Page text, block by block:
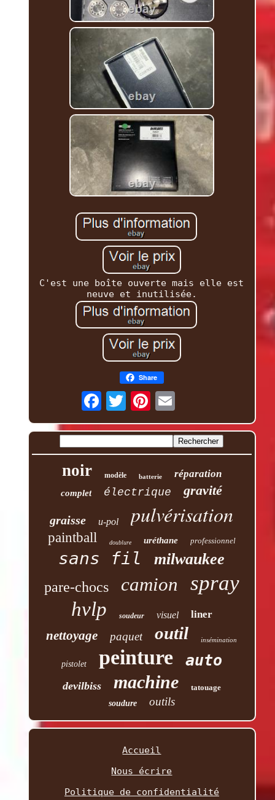
C'est une boîte ouverte mais elle est
neuve et inutilisée.
Share
noir modèle batterie réparation
complet électrique gravité
graisse u-pol pulvérisation
paintball doublure uréthane professionnel
sans fil milwaukee
pare-chocs camion spray
hvlp soudeur visuel liner
nettoyage paquet outil insémination
pistolet peinture auto
devilbiss machine
tatouage
soudure
outils
Accueil
Nous écrire
Politique de confidentialité